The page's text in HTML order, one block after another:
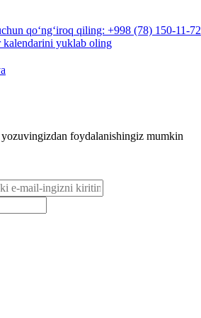
qoʻngʻiroq qiling: +998 (78) 150-11-72
yuklab oling
foydalanishingiz mumkin